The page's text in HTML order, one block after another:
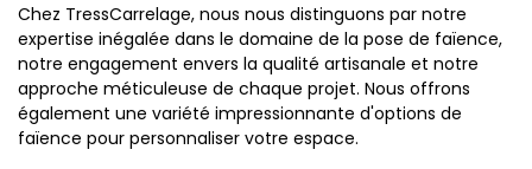
Chez TressCarrelage, nous nous distinguons par notre
expertise inégalée dans le domaine de la pose de faïence,
notre engagement envers la qualité artisanale et notre
approche méticuleuse de chaque projet. Nous offrons
également une variété impressionnante d'options de
faïence pour personnaliser votre espace.